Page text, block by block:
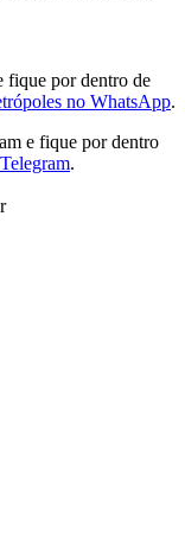
fique por dentro de
no WhatsApp.
e fique por dentro
.